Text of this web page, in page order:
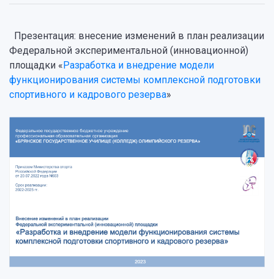
Презентация: внесение изменений в план реализации
Федеральной экспериментальной (инновационной)
площадки « Разработка и внедрение модели
функционирования системы комплексной подготовки
спортивного и кадрового резерва»